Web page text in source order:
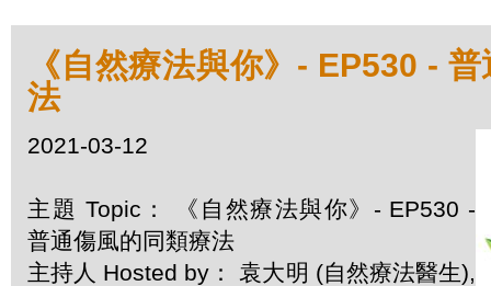
《自然療法與你》- EP530 -
法
2021-03-12
主題 Topic： 《自然療法與你》- EP530 -
普通傷風的同類療法
主持人 Hosted by： 袁大明 (自然療法醫生),